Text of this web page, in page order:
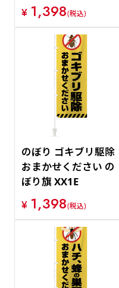
¥ 1,398(税込)
のぼり ゴキブリ駆除
おまかせください の
ぼり旗 XX1E
¥ 1,398(税込)